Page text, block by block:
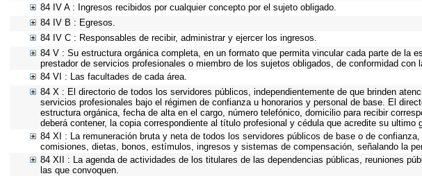
84 IV A : Ingresos recibidos por cualquier concepto por el sujeto obligado.
84 IV B : Egresos.
84 IV C : Responsables de recibir, administrar y ejercer los ingresos.
84 V : Su estructura orgánica completa, en un formato que permita vincular cada parte de la
prestador de servicios profesionales o miembro de los sujetos obligados, de conformidad con
84 VI : Las facultades de cada área.
84 X : El directorio de todos los servidores públicos, independientemente de que brinden
servicios profesionales bajo el régimen de confianza u honorarios y personal de base. El
estructura orgánica, fecha de alta en el cargo, número telefónico, domicilio para recibir
deberá contener, la copia correspondiente al título profesional y cédula que acredite su ultimo
84 XI : La remuneración bruta y neta de todos los servidores públicos de base o de
comisiones, dietas, bonos, estímulos, ingresos y sistemas de compensación, señalando la
84 XII : La agenda de actividades de los titulares de las dependencias públicas, reuniones
las que convoquen.